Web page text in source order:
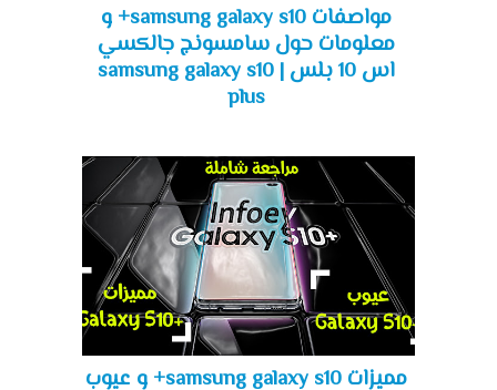
مواصفات samsung galaxy s10+ و
معلومات حول سامسونج جالكسي
اس 10 بلس | samsung galaxy s10
plus
مميزات samsung galaxy s10+ و عيوب